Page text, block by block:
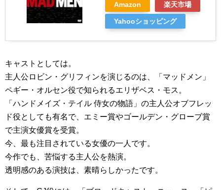
Amazon 楽天市場
Yahooショッピング
キャストとしては。
主人公ロビン・グリフィンを演じるのは、「マッドメン」
ペギー・オルセン役で知られるエリザベス・モス。
「ハンドメイズ・テイル 侍女の物語」の主人公オブフレッ
ド役としても有名で、エミー賞やゴールデン・グローブ賞
で主演女優賞を受賞。
今、最も注目されている女優の一人です。
今作でも、苦悩する主人公を熱演。
透明感のある演技は、素晴らしかったです。